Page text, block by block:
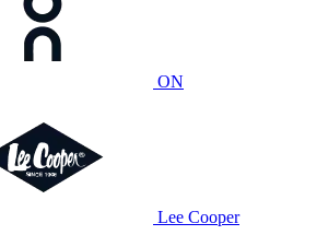
ON
Lee Cooper